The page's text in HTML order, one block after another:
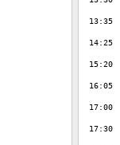
13:35
14:25
15:20
16:05
17:00
17:30